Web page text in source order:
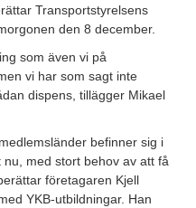
Transportstyrelsens
den 8 december.
som även vi på
vi har som sagt inte
dispens, tillägger Mikael
befinner sig i
med stort behov av att få
företagaren Kjell
YKB-utbildningar. Han